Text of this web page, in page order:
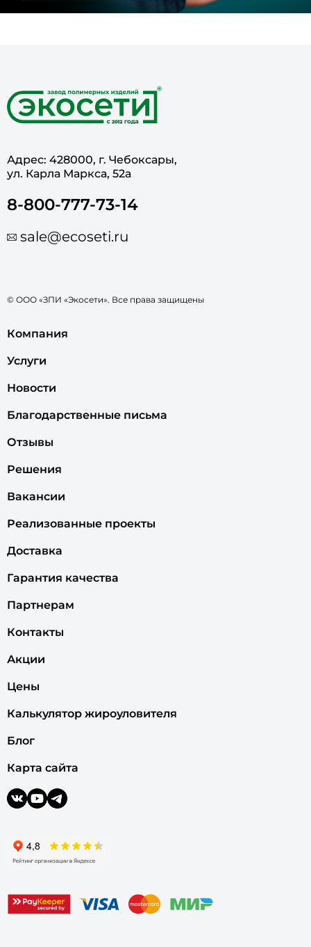
Адрес: 428000, г. Чебоксары,
ул. Карла Маркса, 52а
8-800-777-73-14
sale@ecoseti.ru
© ООО «ЗПИ «Экосети». Все права защищены
Компания
Услуги
Новости
Благодарственные письма
Отзывы
Решения
Вакансии
Реализованные проекты
Доставка
Гарантия качества
Партнерам
Контакты
Акции
Цены
Калькулятор жироуловителя
Блог
Карта сайта